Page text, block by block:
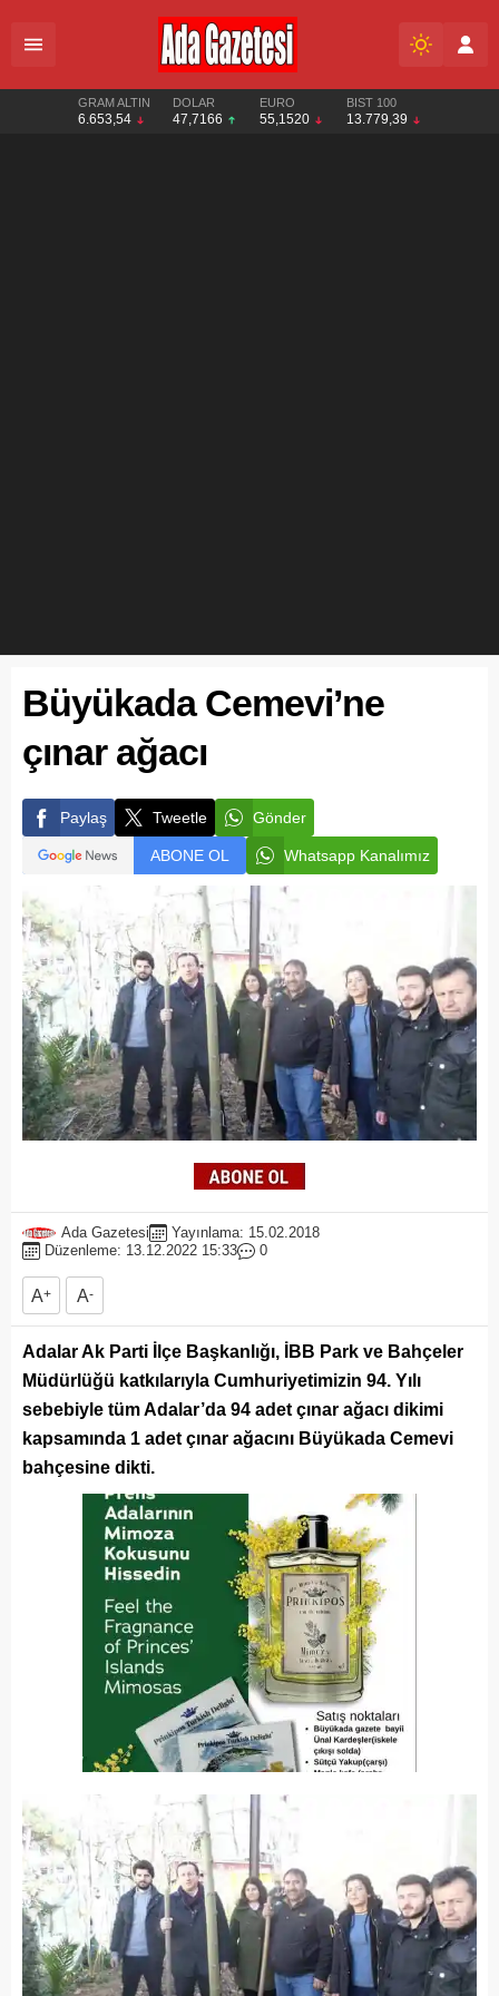
GRAM ALTIN
6.653,54
DOLAR
47,7166
EURO
55,1520
BIST 100
13.779,39
Büyükada Cemevi’ne
çınar ağacı
Paylaş Tweetle Gönder
ABONE OL Whatsapp Kanalımız
Ada Gazetesi
Yayınlama: 15.02.2018
Düzenleme: 13.12.2022 15:33
0
A+ A-
Adalar Ak Parti İlçe Başkanlığı, İBB Park ve Bahçeler
Müdürlüğü katkılarıyla Cumhuriyetimizin 94. Yılı
sebebiyle tüm Adalar’da 94 adet çınar ağacı dikimi
kapsamında 1 adet çınar ağacını Büyükada Cemevi
bahçesine dikti.